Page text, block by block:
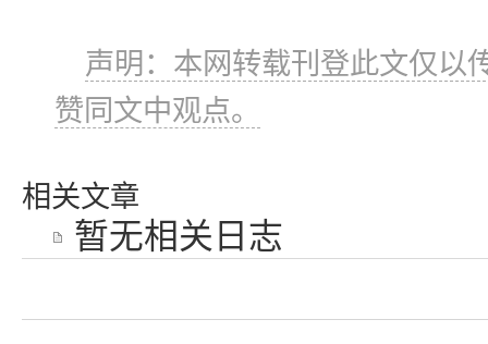
声明：本网转载刊登此文仅以
赞同文中观点。
相关文章
暂无相关日志